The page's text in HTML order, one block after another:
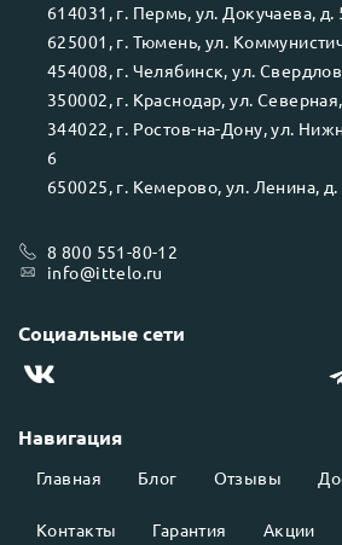
Навигация
Главная Блог Отзывы
Контакты Гарантия Акции
614031 , г. Пермь, ул. Докучаева, д.
625001 , г. Тюмень, ул.
454008, г. Челябинск, ул.
350002, г. Краснодар, ул.
344022, г. Ростов-на-Дону, ул.
6
650025, г. Кемерово, ул. Ленина,
8 800 551-80-12
info@ittelo.ru
Социальные сети